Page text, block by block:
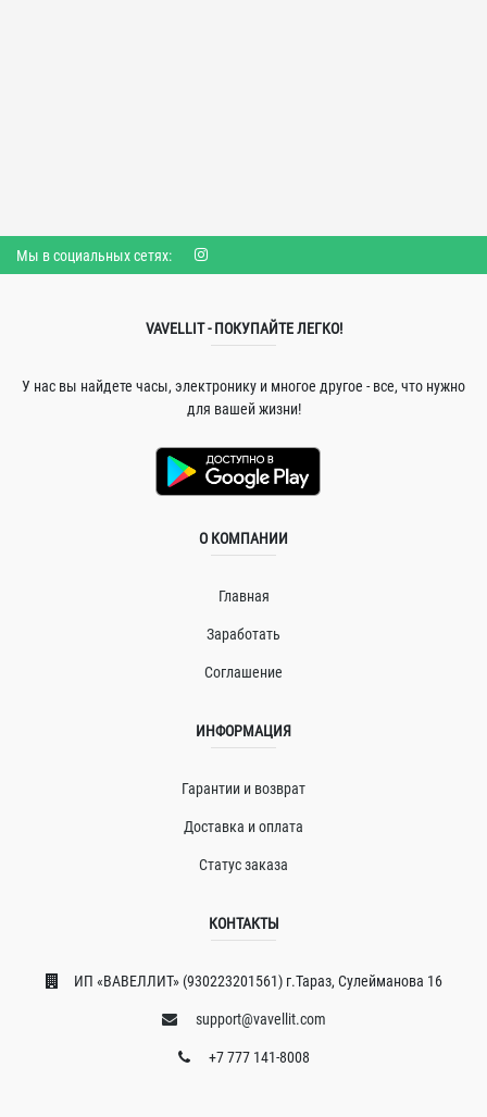
Мы в социальных сетях:
VAVELLIT - ПОКУПАЙТЕ ЛЕГКО!
У нас вы найдете часы, электронику и многое другое - все, что нужно
для вашей жизни!
О КОМПАНИИ
Главная
Заработать
Соглашение
ИНФОРМАЦИЯ
Гарантии и возврат
Доставка и оплата
Статус заказа
КОНТАКТЫ
ИП «ВAВЕЛЛИT» (930223201561) г.Тараз, Сулейманова 16
support@vavellit.com
+7 777 141-8008